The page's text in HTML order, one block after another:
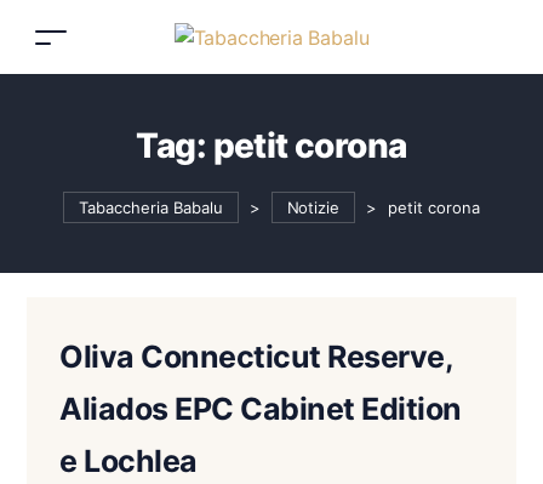
Tag: petit corona
Tabaccheria Babalu > Notizie > petit corona
Oliva Connecticut Reserve,
Aliados EPC Cabinet Edition
e Lochlea